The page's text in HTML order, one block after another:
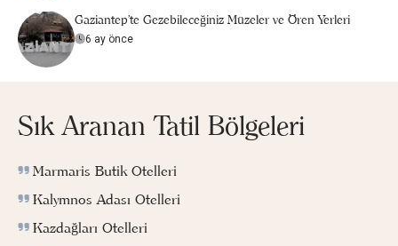
Gaziantep'te Gezebileceğiniz Müzeler ve Ören Yerleri
6 ay önce
Sık Aranan Tatil Bölgeleri
Marmaris Butik Otelleri
Kalymnos Adası Otelleri
Kazdağları Otelleri